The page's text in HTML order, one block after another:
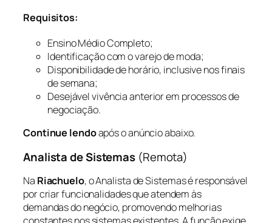
Requisitos:
Ensino Médio Completo;
Identificação com o varejo de moda;
Disponibilidade de horário, inclusive nos finais
de semana;
Desejável vivência anterior em processos de
negociação.
Continue lendoapós o anúncio abaixo.
Analista de Sistemas (Remota)
Na Riachuelo, o Analista de Sistemas é responsável
por criar funcionalidades que atendem às
demandas do negócio, promovendo melhorias